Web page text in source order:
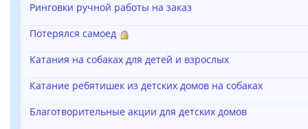
Ринговки ручной работы на заказ
Потерялся самоед
Катания на собаках для детей и взрослых
Катание ребятишек из детских домов на собаках
Благотворительные акции для детских домов